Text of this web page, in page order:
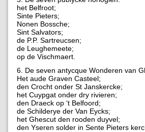
het Belfroot;
Sinte Pieters;
Nonen Bossche;
Sint Salvators;
de P.P. Sartreucsen;
de Leughemeete;
op de Vischmaert.
6. De seven antycque Wonderen van
Het aude Graven Casteel;
den Crocht onder St Janskercke;
het Cuypgat onder dry rivieren;
den Draeck op ‘t Belfoord;
de Schilderye der Van Eycks;
het Ghescut den rooden duyvel;
den Yseren solder in Sente Pieters